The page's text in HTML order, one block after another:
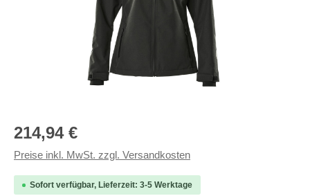
Regulärer Preis:
214,94 €
Preise inkl. MwSt. zzgl. Versandkosten
Sofort verfügbar, Lieferzeit: 3-5 Werktage